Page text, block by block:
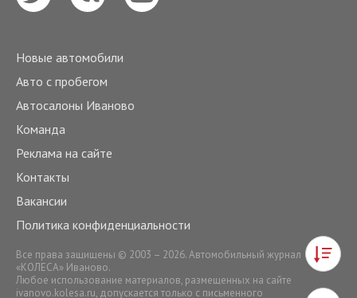
Новые автомобили
Авто с пробегом
Автосалоны Иваново
Команда
Реклама на сайте
Контакты
Вакансии
Политика конфиденциальности
Все права защищены © 2003 – 2026. Автомобильный журнал
«КОЛЕСА» Иваново.
Любое использование материалов, размещенных на сайте
ivanovo.kolesa.ru, допускается только с письменного